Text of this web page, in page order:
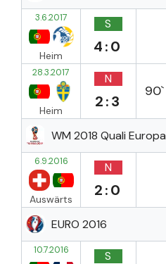
3.6.2017
Heim
S
4:0
28.3.2017
Heim
N
2:3
90`
WM 2018 Quali Europa
6.9.2016
Auswärts
N
2:0
EURO 2016
10.7.2016 S